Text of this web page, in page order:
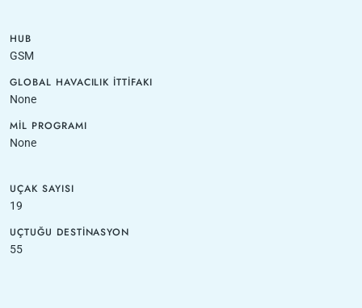
HUB
GSM
GLOBAL HAVACILIK İTTIFAKI
None
MIL PROGRAMI
None
UÇAK SAYISI
19
UÇTUĞU DESTINASYON
55